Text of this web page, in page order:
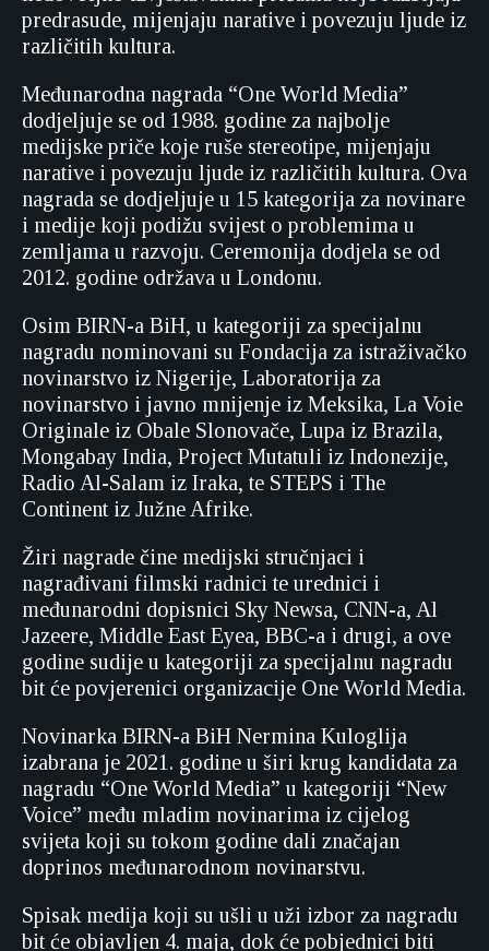
predrasude, mijenjaju narative i povezuju ljude iz
različitih kultura.
Međunarodna nagrada “One World Media”
dodjeljuje se od 1988. godine za najbolje
medijske priče koje ruše stereotipe, mijenjaju
narative i povezuju ljude iz različitih kultura. Ova
nagrada se dodjeljuje u 15 kategorija za novinare
i medije koji podižu svijest o problemima u
zemljama u razvoju. Ceremonija dodjela se od
2012. godine održava u Londonu.
Osim BIRN-a BiH, u kategoriji za specijalnu
nagradu nominovani su Fondacija za istraživačko
novinarstvo iz Nigerije, Laboratorija za
novinarstvo i javno mnijenje iz Meksika, La Voie
Originale iz Obale Slonovače, Lupa iz Brazila,
Mongabay India, Project Mutatuli iz Indonezije,
Radio Al-Salam iz Iraka, te STEPS i The
Continent iz Južne Afrike.
Žiri nagrade čine medijski stručnjaci i
nagrađivani filmski radnici te urednici i
međunarodni dopisnici Sky Newsa, CNN-a, Al
Jazeere, Middle East Eyea, BBC-a i drugi, a ove
godine sudije u kategoriji za specijalnu nagradu
bit će povjerenici organizacije One World Media.
Novinarka BIRN-a BiH Nermina Kuloglija
izabrana je 2021. godine u širi krug kandidata za
nagradu “One World Media” u kategoriji “New
Voice” među mladim novinarima iz cijelog
svijeta koji su tokom godine dali značajan
doprinos međunarodnom novinarstvu.
Spisak medija koji su ušli u uži izbor za nagradu
bit će objavljen 4. maja, dok će pobjednici biti